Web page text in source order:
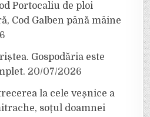
Portocaliu de ploi
Cod Galben până mâine
Gospodăria este
20/07/2026
la cele veșnice a
soțul doamnei